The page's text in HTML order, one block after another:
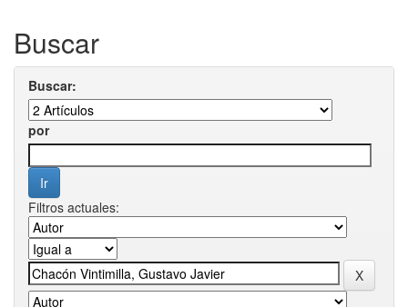
Buscar
Buscar:
por
Filtros actuales: